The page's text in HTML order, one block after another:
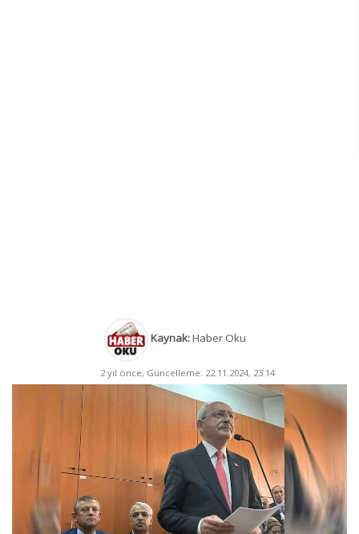
Kaynak:Haber Oku
2 yıl önce, Güncelleme: 22.11.2024, 23:14